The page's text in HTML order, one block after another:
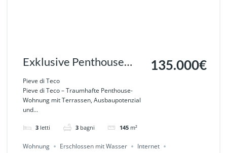
Exklusive Penthouse
Wohnung im
Altstadtkern von Pieve di
Teco Ref.947
Pieve di Teco
Pieve di Teco – Traumhafte Penthouse-
Wohnung mit Terrassen, Ausbaupotenzial
und...
3 letti 3 bagni 145 m²
135.000€
Wohnung Erschlossen mit Wasser
Internet